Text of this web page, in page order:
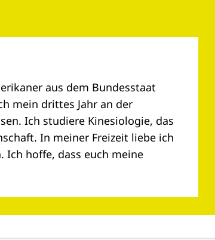
aus dem Bundesstaat
mein drittes Jahr an der
Ich studiere Kinesiologie, das
In meiner Freizeit liebe ich
Ich hoffe, dass euch meine